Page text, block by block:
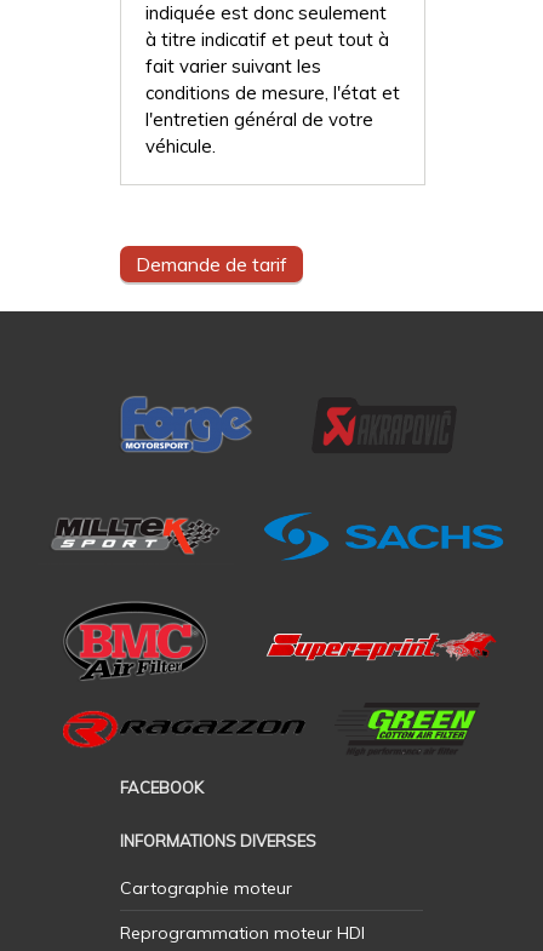
indiquée est donc seulement
à titre indicatif et peut tout à
fait varier suivant les
conditions de mesure, l'état et
l'entretien général de votre
véhicule.
Demande de tarif
FACEBOOK
INFORMATIONS DIVERSES
Cartographie moteur
Reprogrammation moteur HDI